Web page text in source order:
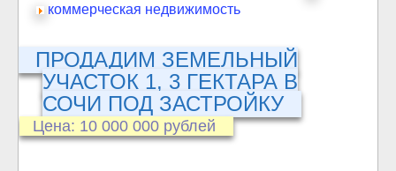
коммерческая недвижимость
ПРОДАДИМ ЗЕМЕЛЬНЫЙ
УЧАСТОК 1, 3 ГЕКТАРА В
СОЧИ ПОД ЗАСТРОЙКУ
Цена: 10 000 000 рублей